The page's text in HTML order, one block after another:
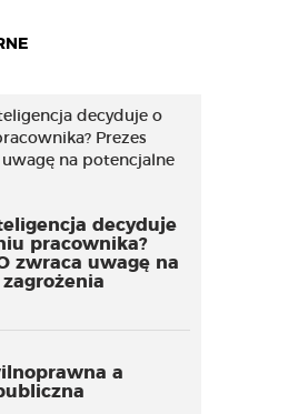
decyduje
pracownika?
zwraca uwagę na
a